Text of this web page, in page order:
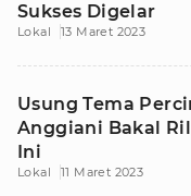
Sukses Digelar
Lokal 13 Maret 2023
Usung Tema
Anggiani Bakal
Ini
Lokal 11 Maret 2023